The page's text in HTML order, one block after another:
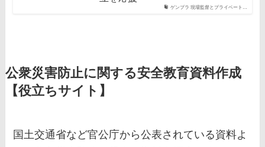
ゲンプラ 現場監督とプライベート…
公衆災害防止に関する安全教育資料作成
【役立ちサイト】
国土交通省など官公庁から公表されている資料よ